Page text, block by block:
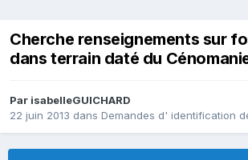
Cherche renseignements sur
dans terrain daté du
Par isabelleGUICHARD
22 juin 2013 dans Demandes d' identification